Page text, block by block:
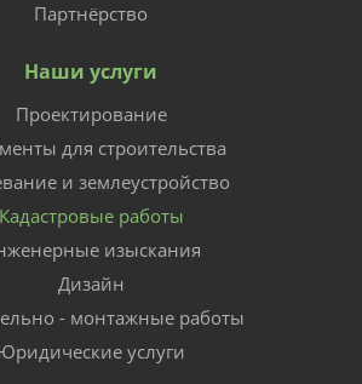
Партнёрство
Наши услуги
Проектирование
для строительства
и землеустройство
Кадастровые работы
изыскания
Дизайн
- монтажные работы
услуги